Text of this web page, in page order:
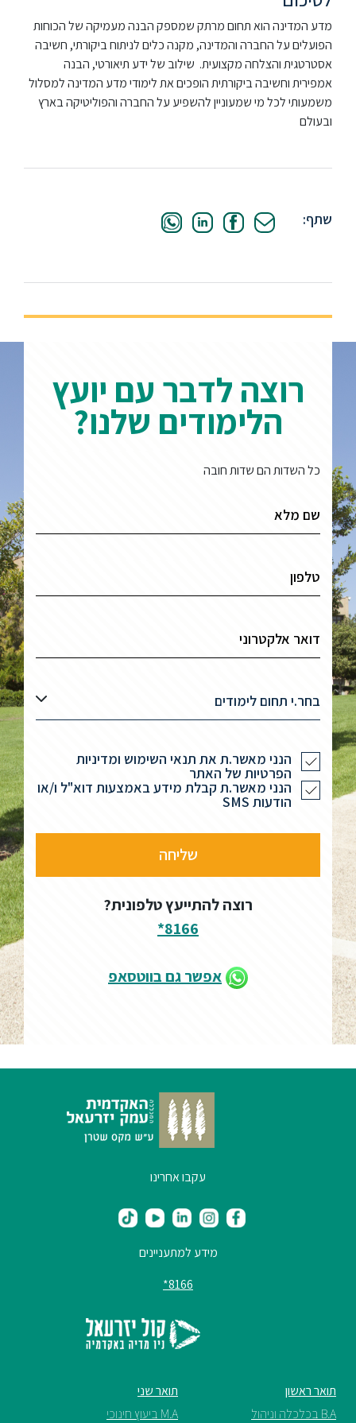
מדע המדינה הוא תחום מרתק שמספק הבנה מעמיקה של הכוחות
הפועלים על החברה והמדינה, מקנה כלים לניתוח ביקורתי, חשיבה
אסטרטגית והצלחה מקצועית. שילוב של ידע תיאורטי, הבנה
אמפירית וחשיבה ביקורתית הופכים את לימודי מדע המדינה למסלול
משמעותי לכל מי שמעוניין להשפיע על החברה והפוליטיקה בארץ
ובעולם
שתף:
רוצה לדבר עם יועץ
הלימודים שלנו?
כל השדות הם שדות חובה
בחר.י תחום לימודים
הנני מאשר.ת את תנאי השימוש ומדיניות
הפרטיות של האתר
הנני מאשר.ת קבלת מידע באמצעות דוא"ל ו/או
הודעות SMS
רוצה להתייעץ טלפונית?
8166*
אפשר גם בווטסאפ
עקבו אחרינו
מידע למתעניינים
8166*
תואר ראשון
B.A בכלכלה וניהול
תואר שני
M.A ביעוץ חינוכי